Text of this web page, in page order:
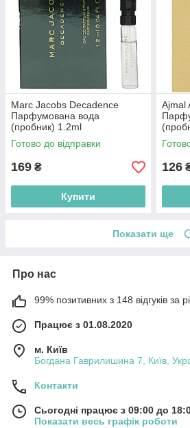
Marc Jacobs Decadence
Парфумована вода
(пробник) 1.2ml
(3614221512210)
Готово до відправки
169 ₴
Купити
Ajmal
126
Показати ще
Про нас
99% позитивних з 148 відгуків за
Працює з 01.08.2020
м. Київ
Богдана Гаврилишина 7, Київ,
Контакти
Сьогодні працює з 09:00 до
Показати весь графік роботи